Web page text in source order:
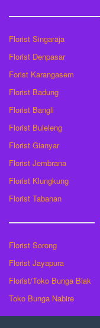
Florist Singaraja
Florist Denpasar
Forist Karangasem
Florist Badung
Florist Bangli
Florist Buleleng
Florist Gianyar
Florist Jembrana
Florist Klungkung
Florist Tabanan
Florist Sorong
Florist Jayapura
Florist/Toko Bunga Biak
Toko Bunga Nabire